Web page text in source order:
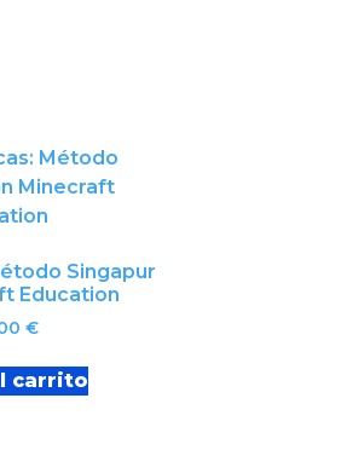
Singapur
Education
€
carrito